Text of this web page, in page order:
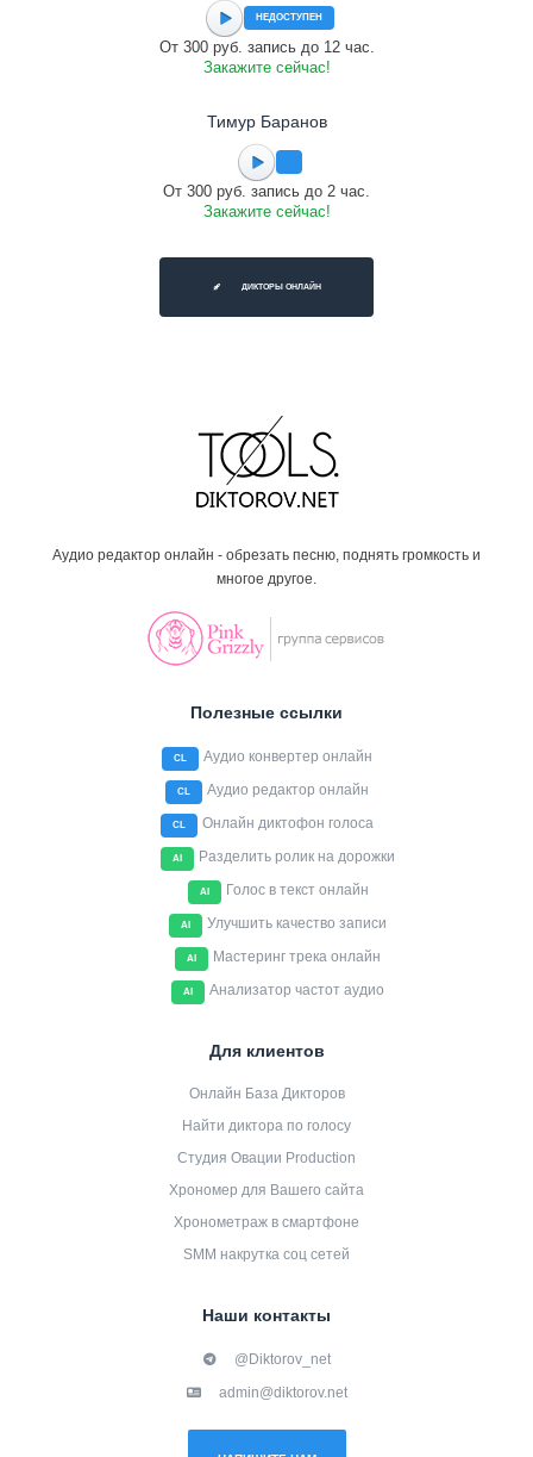
НЕДОСТУПЕН
От 300 руб. запись до 12 час.
Закажите сейчас!
Тимур Баранов
От 300 руб. запись до 2 час.
Закажите сейчас!
ДИКТОРЫ ОНЛАЙН
Аудио редактор онлайн - обрезать песню, поднять громкость и
многое другое.
Полезные ссылки
CL Аудио конвертер онлайн
CL Аудио редактор онлайн
CL Онлайн диктофон голоса
AI Разделить ролик на дорожки
AI Голос в текст онлайн
AI Улучшить качество записи
AI Мастеринг трека онлайн
AI Анализатор частот аудио
Для клиентов
Онлайн База Дикторов
Найти диктора по голосу
Студия Овации Production
Хрономер для Вашего сайта
Хронометраж в смартфоне
SMM накрутка соц сетей
Наши контакты
@Diktorov_net
admin@diktorov.net